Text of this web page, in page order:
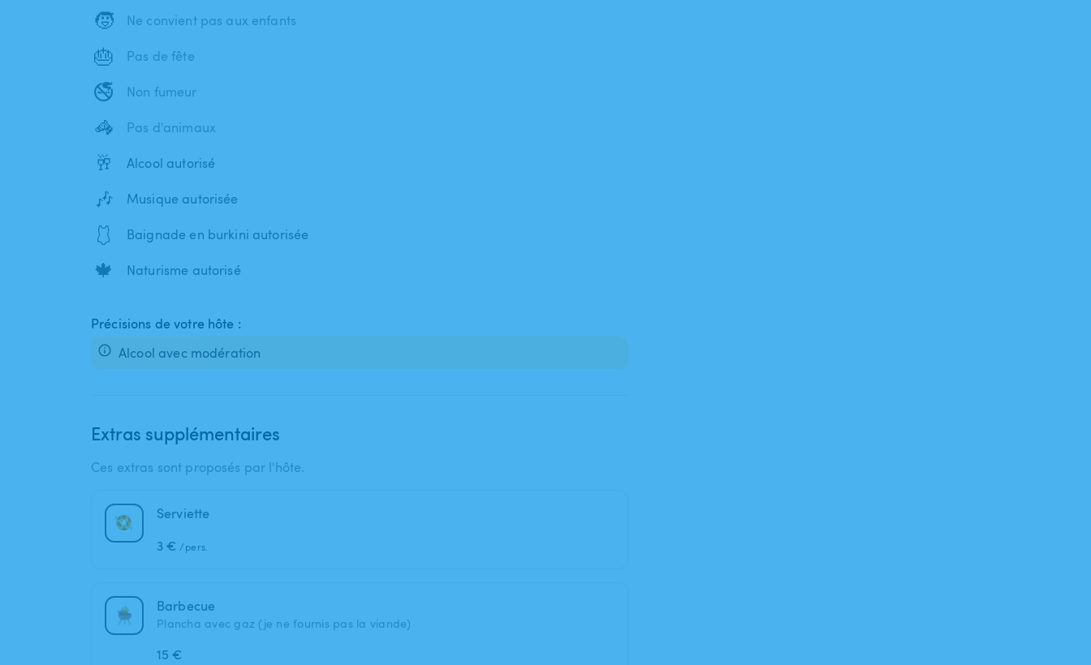
🧒 Ne convient pas aux enfants
🎂 Pas de fête
🚭 Non fumeur
🦓 Pas d'animaux
🥂 Alcool autorisé
🎶 Musique autorisée
🩱 Baignade en burkini autorisée
🍁 Naturisme autorisé
Précisions de votre hôte :
Alcool avec modération
Extras supplémentaires
Ces extras sont proposés par l'hôte.
Serviette
3 € /pers.
Barbecue
Plancha avec gaz (je ne fournis pas la viande)
15 €